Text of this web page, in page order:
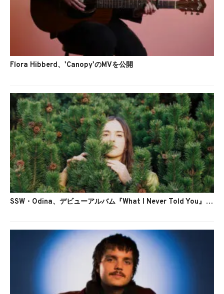
Flora Hibberd、'Canopy'のMVを公開
SSW・Odina、デビューアルバム『What I Never Told You』をリリース